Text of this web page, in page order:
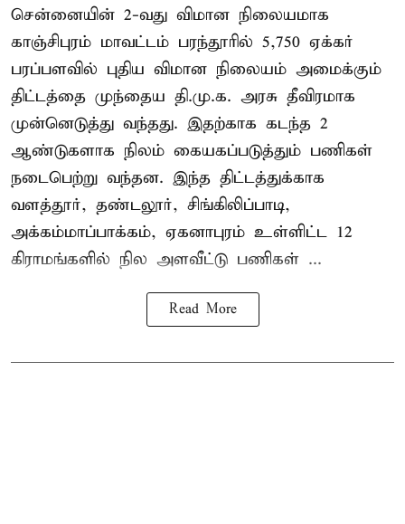
சென்னையின் 2-வது விமான நிலையமாக
காஞ்சிபுரம் மாவட்டம் பரந்தூரில் 5,750 ஏக்கர்
பரப்பளவில் புதிய விமான நிலையம் அமைக்கும்
திட்டத்தை முந்தைய தி.மு.க. அரசு தீவிரமாக
முன்னெடுத்து வந்தது. இதற்காக கடந்த 2
ஆண்டுகளாக நிலம் கையகப்படுத்தும் பணிகள்
நடைபெற்று வந்தன. இந்த திட்டத்துக்காக
வளத்தூர், தண்டலூர், சிங்கிலிப்பாடி,
அக்கம்மாப்பாக்கம், ஏகனாபுரம் உள்ளிட்ட 12
கிராமங்களில் நில அளவீட்டு பணிகள் ...
Read More